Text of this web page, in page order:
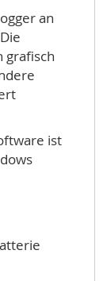
an
grafisch
ist